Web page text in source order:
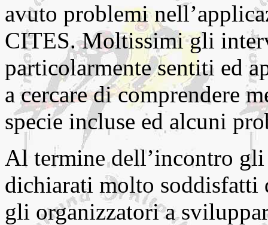
avuto problemi
CITES. Moltissimi gli
particolarmente sentiti ed
a cercare di comprendere
specie incluse ed alcuni
Al termine dell’incontro
dichiarati molto soddisfatti
gli organizzatori a